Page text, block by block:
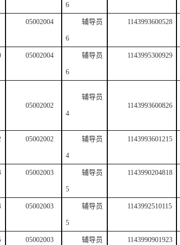
6
05002004 辅导员
6
1143993600528
05002004 辅导员
6
1143995300929
05002002
辅导员
4
1143993600826
05002002 辅导员
4
1143993601215
05002003 辅导员
5
1143990204818
05002003 辅导员
5
1143992510115
05002003 辅导员 1143990901923